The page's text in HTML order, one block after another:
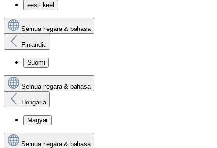
eesti keel
Semua negara & bahasa
Finlandia
Suomi
Semua negara & bahasa
Hongaria
Magyar
Semua negara & bahasa